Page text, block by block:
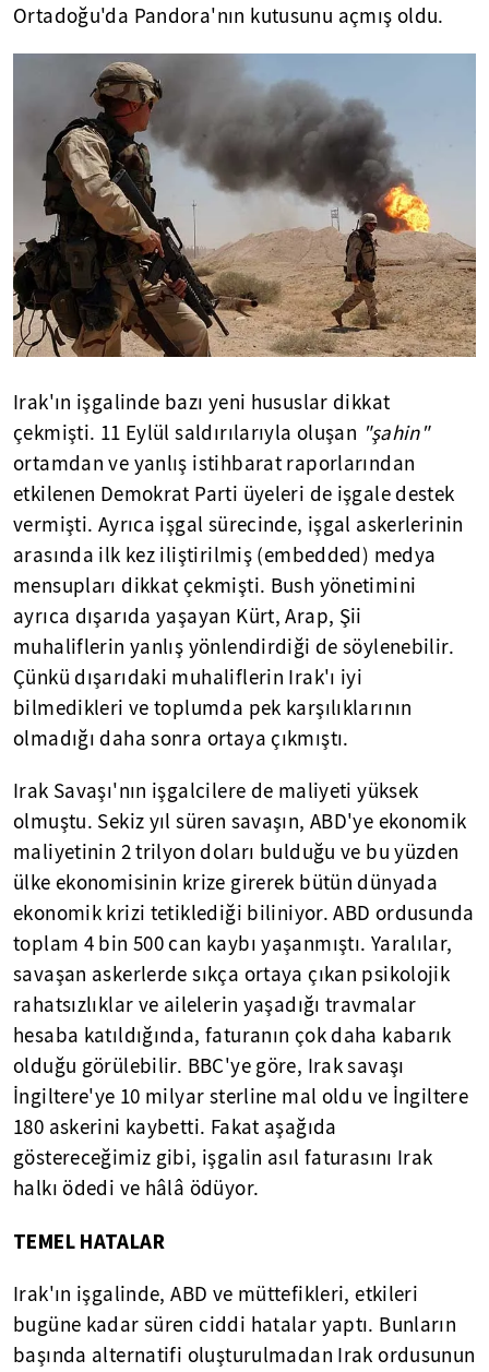
Ortadoğu'da Pandora'nın kutusunu açmış oldu.
Irak'ın işgalinde bazı yeni hususlar dikkat
çekmişti. 11 Eylül saldırılarıyla oluşan "şahin"
ortamdan ve yanlış istihbarat raporlarından
etkilenen Demokrat Parti üyeleri de işgale destek
vermişti. Ayrıca işgal sürecinde, işgal askerlerinin
arasında ilk kez iliştirilmiş (embedded) medya
mensupları dikkat çekmişti. Bush yönetimini
ayrıca dışarıda yaşayan Kürt, Arap, Şii
muhaliflerin yanlış yönlendirdiği de söylenebilir.
Çünkü dışarıdaki muhaliflerin Irak'ı iyi
bilmedikleri ve toplumda pek karşılıklarının
olmadığı daha sonra ortaya çıkmıştı.
Irak Savaşı'nın işgalcilere de maliyeti yüksek
olmuştu. Sekiz yıl süren savaşın, ABD'ye ekonomik
maliyetinin 2 trilyon doları bulduğu ve bu yüzden
ülke ekonomisinin krize girerek bütün dünyada
ekonomik krizi tetiklediği biliniyor. ABD ordusunda
toplam 4 bin 500 can kaybı yaşanmıştı. Yaralılar,
savaşan askerlerde sıkça ortaya çıkan psikolojik
rahatsızlıklar ve ailelerin yaşadığı travmalar
hesaba katıldığında, faturanın çok daha kabarık
olduğu görülebilir. BBC'ye göre, Irak savaşı
İngiltere'ye 10 milyar sterline mal oldu ve İngiltere
180 askerini kaybetti. Fakat aşağıda
göstereceğimiz gibi, işgalin asıl faturasını Irak
halkı ödedi ve hâlâ ödüyor.
TEMEL HATALAR
Irak'ın işgalinde, ABD ve müttefikleri, etkileri
bugüne kadar süren ciddi hatalar yaptı. Bunların
başında alternatifi oluşturulmadan Irak ordusunun